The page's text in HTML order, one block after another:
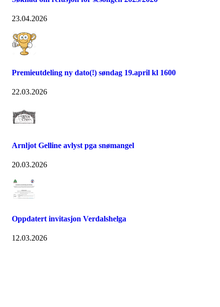
23.04.2026
Premieutdeling ny dato(!) søndag 19.april kl 1600
22.03.2026
Arnljot Gelline avlyst pga snømangel
20.03.2026
Oppdatert invitasjon Verdalshelga
12.03.2026